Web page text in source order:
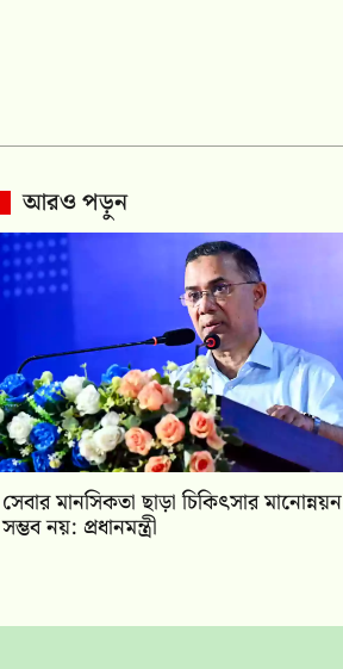
আরও পড়ুন
সেবার মানসিকতা ছাড়া চিকিৎসার মানোন্নয়ন
সম্ভব নয়: প্রধানমন্ত্রী